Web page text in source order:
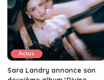
Actus
Sara Landry annonce son